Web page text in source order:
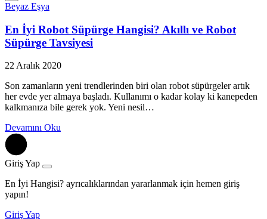
Beyaz Eşya
En İyi Robot Süpürge Hangisi? Akıllı ve Robot
Süpürge Tavsiyesi
22 Aralık 2020
Son zamanların yeni trendlerinden biri olan robot süpürgeler artık
her evde yer almaya başladı. Kullanımı o kadar kolay ki kanepeden
kalkmanıza bile gerek yok. Yeni nesil…
Devamını Oku
Giriş Yap
En İyi Hangisi? ayrıcalıklarından yararlanmak için hemen giriş
yapın!
Giriş Yap